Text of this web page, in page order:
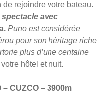
de rejoindre votre bateau.
spectacle avec
. Puno est considérée
pour son héritage riche
plus d’une centaine
hôtel et nuit.
– CUZCO – 3900m